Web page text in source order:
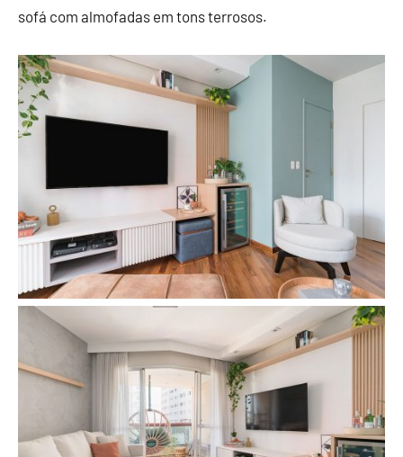
sofá com almofadas em tons terrosos.